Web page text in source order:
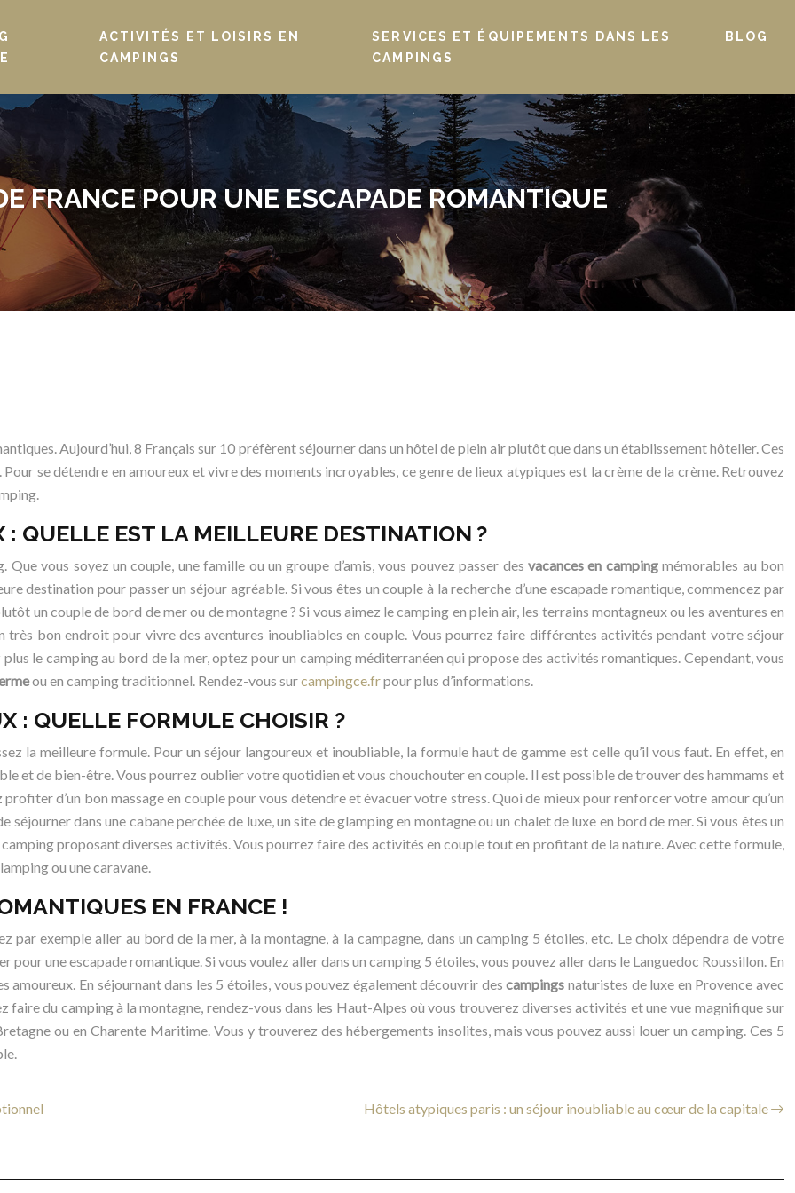
ACTIVITÉS ET LOISIRS EN
CAMPINGS
SERVICES ET ÉQUIPEMENTS DANS LES
CAMPINGS
BLOG
FRANCE POUR UNE ESCAPADE ROMANTIQUE
Aujourd’hui, 8 Français sur 10 préfèrent séjourner dans un hôtel de plein air plutôt que dans un établissement hôtelier. Ces
se détendre en amoureux et vivre des moments incroyables, ce genre de lieux atypiques est la crème de la crème. Retrouvez
QUELLE EST LA MEILLEURE DESTINATION ?
vous soyez un couple, une famille ou un groupe d’amis, vous pouvez passer des vacances en campingmémorables au bon
destination pour passer un séjour agréable. Si vous êtes un couple à la recherche d’une escapade romantique, commencez par
un couple de bord de mer ou de montagne ? Si vous aimez le camping en plein air, les terrains montagneux ou les aventures en
très bon endroit pour vivre des aventures inoubliables en couple. Vous pourrez faire différentes activités pendant votre séjour
le camping au bord de la mer, optez pour un camping méditerranéen qui propose des activités romantiques. Cependant, vous
ou en camping traditionnel. Rendez-vous surcampingce.frpour plus d’informations.
: QUELLE FORMULE CHOISIR ?
la meilleure formule. Pour un séjour langoureux et inoubliable, la formule haut de gamme est celle qu’il vous faut. En effet, en
et de bien-être. Vous pourrez oublier votre quotidien et vous chouchouter en couple. Il est possible de trouver des hammams et
d’un bon massage en couple pour vous détendre et évacuer votre stress. Quoi de mieux pour renforcer votre amour qu’un
dans une cabane perchée de luxe, un site de glamping en montagne ou un chalet de luxe en bord de mer. Si vous êtes un
proposant diverses activités. Vous pourrez faire des activités en couple tout en profitant de la nature. Avec cette formule,
ou une caravane.
EN FRANCE !
par exemple aller au bord de la mer, à la montagne, à la campagne, dans un camping 5 étoiles, etc. Le choix dépendra de votre
une escapade romantique. Si vous voulez aller dans un camping 5 étoiles, vous pouvez aller dans le Languedoc Roussillon. En
amoureux. En séjournant dans les 5 étoiles, vous pouvez également découvrir descampings naturistes de luxe en Provence avec
faire du camping à la montagne, rendez-vous dans les Haut-Alpes où vous trouverez diverses activités et une vue magnifique sur
ou en Charente Maritime. Vous y trouverez des hébergements insolites, mais vous pouvez aussi louer un camping. Ces 5
Hôtels atypiques paris : un séjour inoubliable au cœur de la capitale